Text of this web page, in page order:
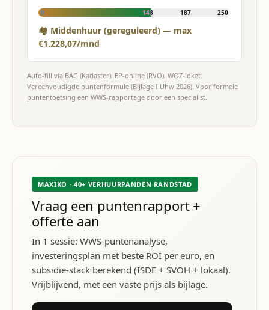
0 143 187 250
🏘 Middenhuur (gereguleerd) — max
€1.228,07/mnd
Auto-fill via BAG (Kadaster), EP-online (RVO), WOZ-loket.
Vereenvoudigde puntenformule (Bijlage I Uhw 2026). Voor formele
puntentoetsing een WWS-rapportage door een specialist.
MAXIKO · 40+ VERHUURPANDEN RANDSTAD
Vraag een puntenrapport +
offerte aan
In 1 sessie: WWS-puntenanalyse,
investeringsplan met beste ROI per euro, en
subsidie-stack berekend (ISDE + SVOH + lokaal).
Vrijblijvend, met een vaste prijs als bijlage.